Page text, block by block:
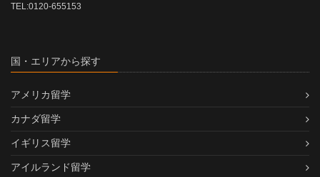
TEL:0120-655153
国・エリアから探す
アメリカ留学
カナダ留学
イギリス留学
アイルランド留学